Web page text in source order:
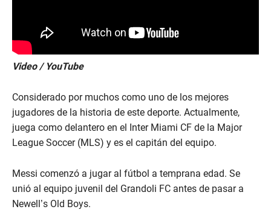
Video / YouTube
Considerado por muchos como uno de los mejores
jugadores de la historia de este deporte. Actualmente,
juega como delantero en el Inter Miami CF de la Major
League Soccer (MLS) y es el capitán del equipo.
Messi comenzó a jugar al fútbol a temprana edad. Se
unió al equipo juvenil del Grandoli FC antes de pasar a
Newell’s Old Boys.